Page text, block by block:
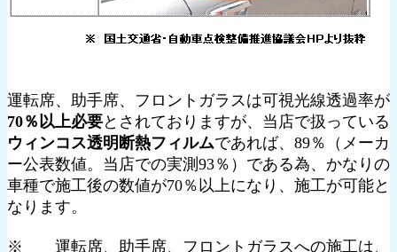
運転席、助手席、フロントガラスは可視光線透過率が
70％以上必要とされておりますが、当店で扱っている
ウィンコス透明断熱フィルムであれば、89％（メーカ
ー公表数値。当店での実測93％）である為、かなりの
車種で施工後の数値が70％以上になり、施工が可能と
なります。
※ 運転席、助手席、フロントガラスへの施工は、